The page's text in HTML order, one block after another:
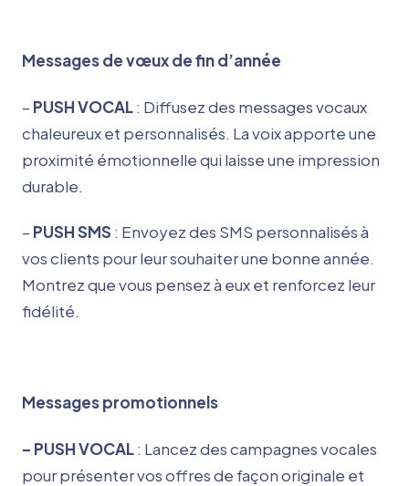
Messages de vœux de fin d’année
– PUSH VOCAL: Diffusez des messages vocaux
chaleureux et personnalisés. La voix apporte une
proximité émotionnelle qui laisse une impression
durable.
– PUSH SMS : Envoyez des SMS personnalisés à
vos clients pour leur souhaiter une bonne année.
Montrez que vous pensez à eux et renforcez leur
fidélité.
Messages promotionnels
– PUSH VOCAL: Lancez des campagnes vocales
pour présenter vos offres de façon originale et